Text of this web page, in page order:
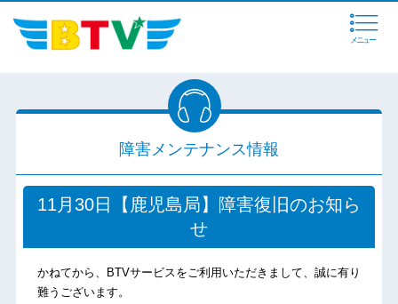
メニュー
障害メンテナンス情報
11月30日【鹿児島局】障害復旧のお知ら
せ
かねてから、BTVサービスをご利用いただきまして、誠に有り
難うございます。